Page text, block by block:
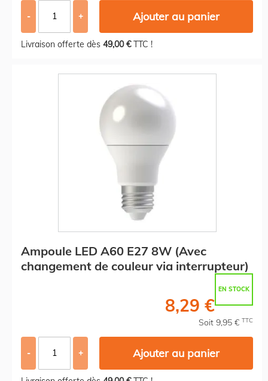
- + Ajouter au panier
Livraison offerte dès 49,00 €TTC !
Ampoule LED A60 E27 8W (Avec
changement de couleur via interrupteur)
EN STOCK
8,29 €
Soit 9,95 € TTC
- + Ajouter au panier